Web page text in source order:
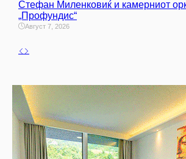
Стефан Миленковиќ и камерниот
„Профундис“
Август 7, 2026